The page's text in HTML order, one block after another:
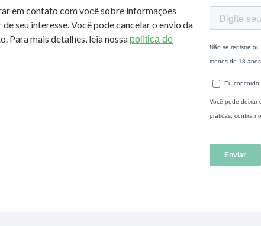
em contato com você sobre informações
seu interesse. Você pode cancelar o envio da
Para mais detalhes, leia nossa política de